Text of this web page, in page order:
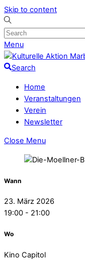
Skip to content
Menu
Search
Home
Veranstaltungen
Verein
Newsletter
Close Menu
Wann
23. März 2026
19:00 - 21:00
Wo
Kino Capitol